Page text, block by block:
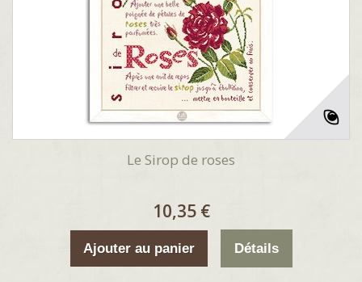
Le Sirop de roses
10,35 €
Ajouter au panier Détails